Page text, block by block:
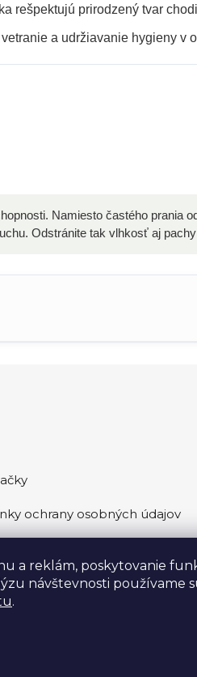
a reklám, poskytovanie
návštevnosti používame
.
rešpektujú prirodzený tvar
a udržiavanie hygieny v
Namiesto častého prania
Odstránite tak vlhkosť aj
ochrany osobných údajov